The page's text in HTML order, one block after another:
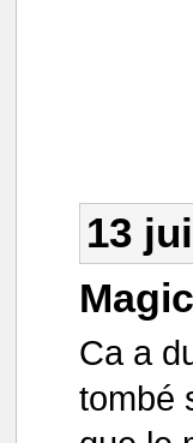
13
Ca a
tombé